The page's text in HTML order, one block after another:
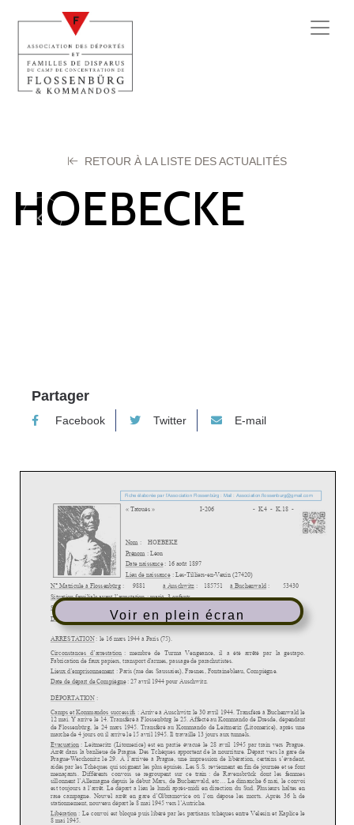
RETOUR À LA LISTE DES ACTUALITÉS
HOEBECKE
Partager
Facebook Twitter E-mail
Voir en plein écran